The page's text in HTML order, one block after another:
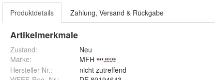
Produktdetails Zahlung, Versand & Rückgabe
Artikelmerkmale
Zustand:
Neu
Marke:
MFH
Hersteller Nr.:
nicht zutreffend